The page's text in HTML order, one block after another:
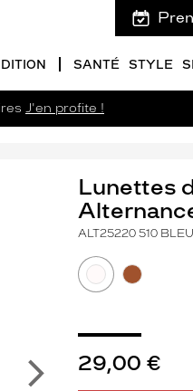
SANTÉ STYLE
J'en profite !
Suivant
Lunettes
ALT25220 510
29,00 €